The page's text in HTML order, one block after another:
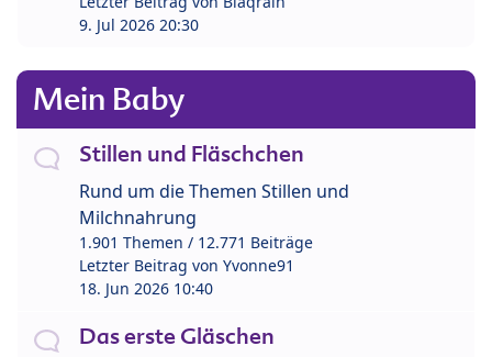
9. Jul 2026 20:30
Mein Baby
Stillen und Fläschchen
Rund um die Themen Stillen und
Milchnahrung
1.901 Themen / 12.771 Beiträge
Letzter Beitrag von Yvonne91
18. Jun 2026 10:40
Das erste Gläschen